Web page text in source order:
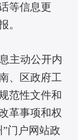
等信息更
。
主动公开内
、区政府工
范性文件和
革事项和权
门户网站政